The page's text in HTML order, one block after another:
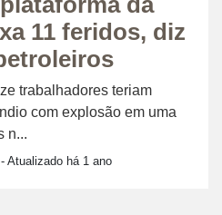
11 feridos, diz
trabalhadores teriam
com explosão em uma
n...
- Atualizado há 1 ano